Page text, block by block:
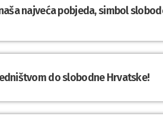
najveća pobjeda, simbol
do slobodne Hrvatske!